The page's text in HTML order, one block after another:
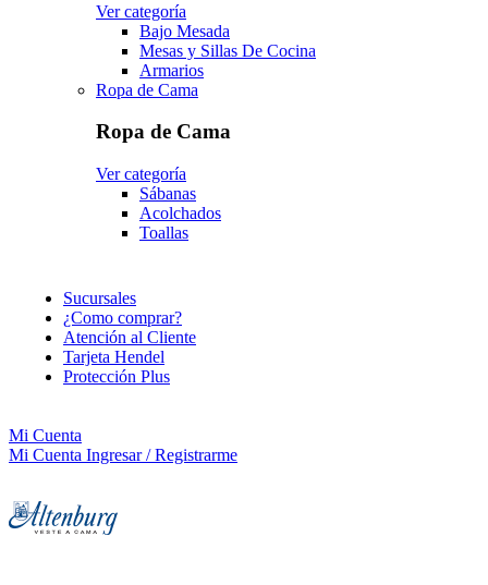
Ver categoría
Bajo Mesada
Mesas y Sillas De Cocina
Armarios
Ropa de Cama
Ropa de Cama
Ver categoría
Sábanas
Acolchados
Toallas
Sucursales
¿Como comprar?
Atención al Cliente
Tarjeta Hendel
Protección Plus
Mi Cuenta
Mi Cuenta Ingresar / Registrarme